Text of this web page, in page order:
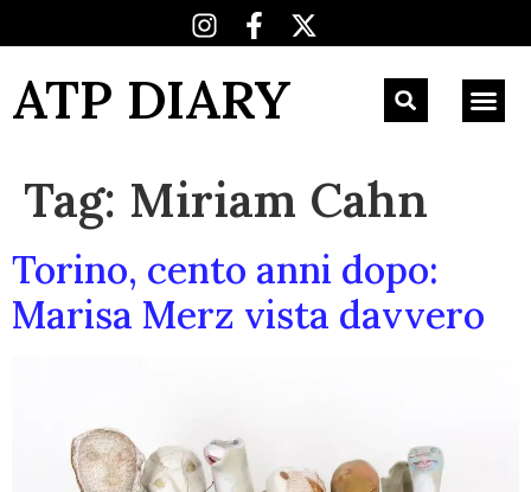
ATP DIARY
Tag: Miriam Cahn
Torino, cento anni dopo:
Marisa Merz vista davvero